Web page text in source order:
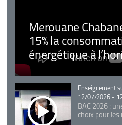
Merouane
15% la
énergétique à
Catégorie
Enseignement
12/07/2026 -
BAC 2026 :
choix pour